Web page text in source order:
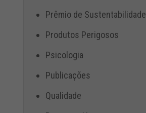
Prêmio de Sustentabilidade
Produtos Perigosos
Psicologia
Publicações
Qualidade